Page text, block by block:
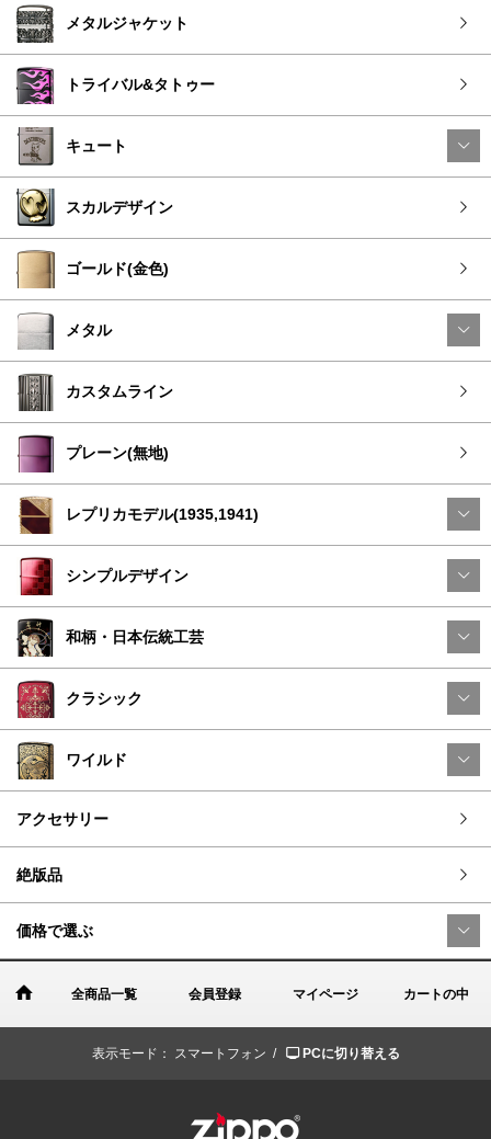
メタルジャケット
トライバル&タトゥー
キュート
スカルデザイン
ゴールド(金色)
メタル
カスタムライン
プレーン(無地)
レプリカモデル(1935,1941)
シンプルデザイン
和柄・日本伝統工芸
クラシック
ワイルド
アクセサリー
絶版品
価格で選ぶ
全商品一覧 会員登録 マイページ カートの中
表示モード： スマートフォン / PCに切り替える